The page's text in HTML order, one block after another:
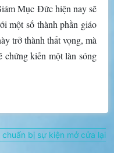
Mục Đức hiện nay sẽ
một số thành phần giáo
trở thành thất vọng, mà
chứng kiến một làn sóng
bị sự kiện mở cửa lại